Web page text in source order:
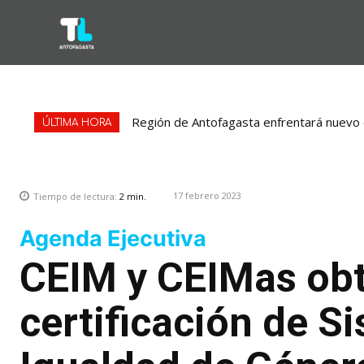
ÚLTIMA HORA Región de Antofagasta enfrentará
Tiempo de lectura: 2 min. 17 febrero 2023
Agenda Ejecutiva
CEIM y CEIMas
certificación de